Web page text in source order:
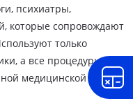
психиатры,
которые сопровождают
только
а все процедуры
медицинской